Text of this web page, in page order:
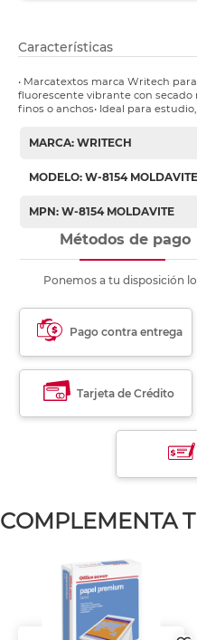
Características
• Marcatextos marca Writech
fluorescente vibrante con secado
finos o anchos• Ideal para
MARCA: WRITECH
MODELO: W-8154 MOLDAVITE
MPN: W-8154 MOLDAVITE
Métodos de pago
Ponemos a tu disposición
Pago contra entrega
Tarjeta de Crédito
COMPLEMENTA